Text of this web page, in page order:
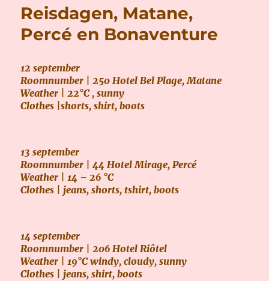
Reisdagen, Matane,
Percé en Bonaventure
12 september
Roomnumber | 250 Hotel Bel Plage, Matane
Weather | 22°C , sunny
Clothes |shorts, shirt, boots
13 september
Roomnumber | 44 Hotel Mirage, Percé
Weather | 14 – 26 °C
Clothes | jeans, shorts, tshirt, boots
14 september
Roomnumber | 206 Hotel Riôtel
Weather | 19°C windy, cloudy, sunny
Clothes | jeans, shirt, boots